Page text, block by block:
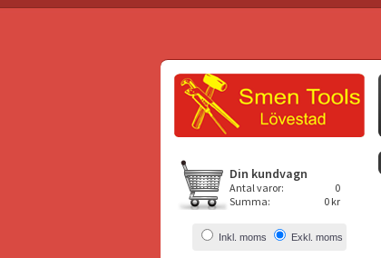
Din kundvagn
Antal varor:
0
Summa:
0 kr
Inkl. moms Exkl. moms